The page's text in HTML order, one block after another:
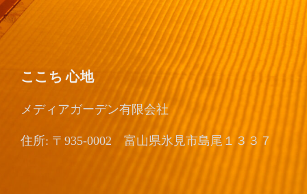
ここち 心地
メディアガーデン有限会社
住所: 〒935-0002 富山県氷見市島尾１３３７